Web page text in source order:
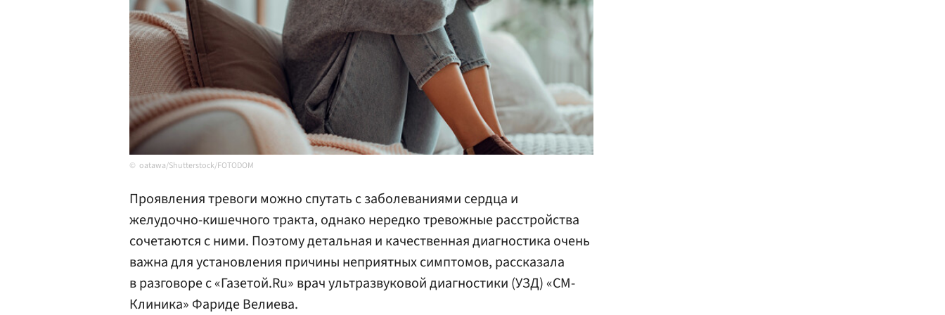
oatawa/Shutterstock/FOTODOM
Проявления тревоги можно спутать с заболеваниями сердца и
желудочно-кишечного тракта, однако нередко тревожные расстройства
сочетаются с ними. Поэтому детальная и качественная диагностика очень
важна для установления причины неприятных симптомов, рассказала
в разговоре с «Газетой.Ru» врач ультразвуковой диагностики (УЗД) «СМ-
Клиника» Фариде Велиева.